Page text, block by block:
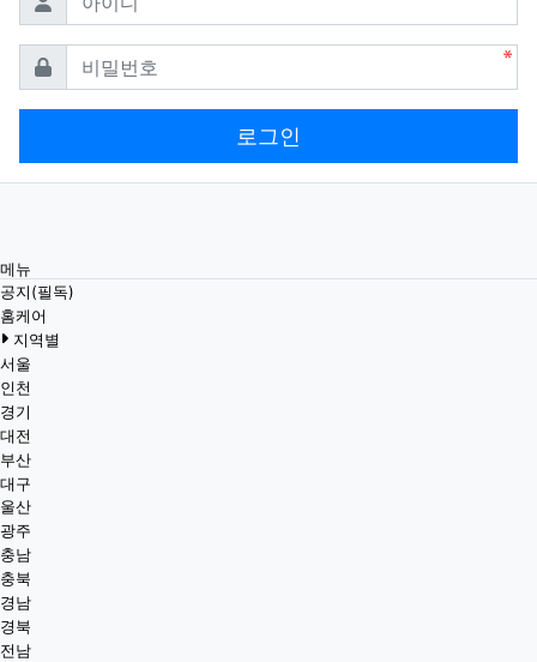
비밀번호
로그인
메뉴
공지(필독)
홈케어
지역별
서울
인천
경기
대전
부산
대구
울산
광주
충남
충북
경남
경북
전남